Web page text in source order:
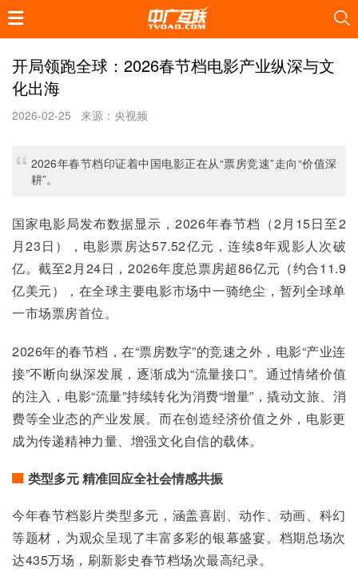
开局领跑全球：2026春节档电影产业纵深与文
化出海
2026-02-25 来源：央视频
2026年春节档印证着中国电影正在从“票房竞速”走向“价值深
耕”。
国家电影局发布数据显示，2026年春节档（2月15日至2
月23日），电影票房达57.52亿元，连续8年观影人次破
亿。截至2月24日，2026年度总票房超86亿元（约合11.9
亿美元），在全球主要电影市场中一骑绝尘，暂列全球单
一市场票房首位。
2026年的春节档，在“票房数字”的竞速之外，电影“产业连
接”不断向纵深发展，逐渐成为“流量接口”。通过情绪价值
的注入，电影“流量”持续转化为消费“增量”，撬动文旅、消
费等全业态的产业发展。而在创造经济价值之外，电影更
成为传递精神力量、增强文化自信的载体。
类型多元 精准回应全社会情感共振
今年春节档影片类型多元，涵盖喜剧、动作、动画、科幻
等题材，为观众呈现了丰富多彩的银幕盛宴。档期总场次
达435万场，刷新影史春节档场次最高纪录。